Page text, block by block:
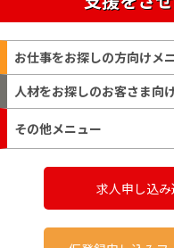
お仕事をお探しの方向けメ
人材をお探しのお客さま向
その他メニュー
求人申し込